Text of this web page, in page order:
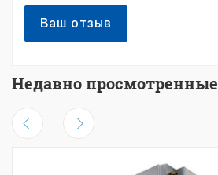
Ваш отзыв
Недавно просмотренные